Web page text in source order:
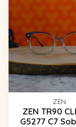
ZEN
ZEN TR90
G5277 C7